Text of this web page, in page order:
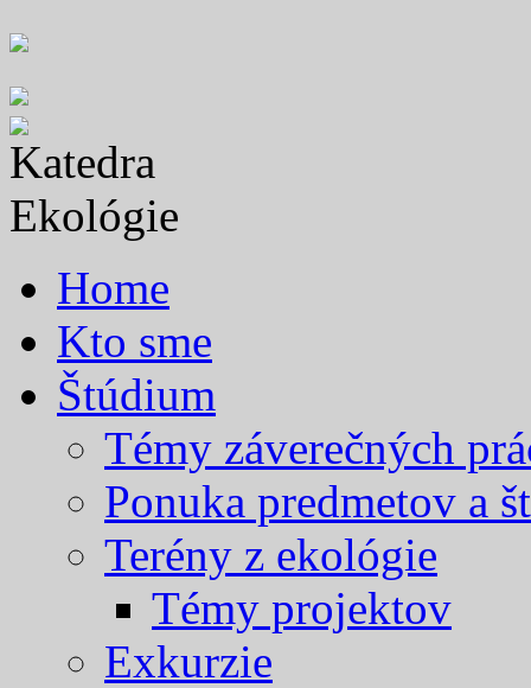
to
Home
Kto sme
Štúdium
Témy záverečných
Ponuka predmetov a
Terény z ekológie
Témy projektov
Exkurzie